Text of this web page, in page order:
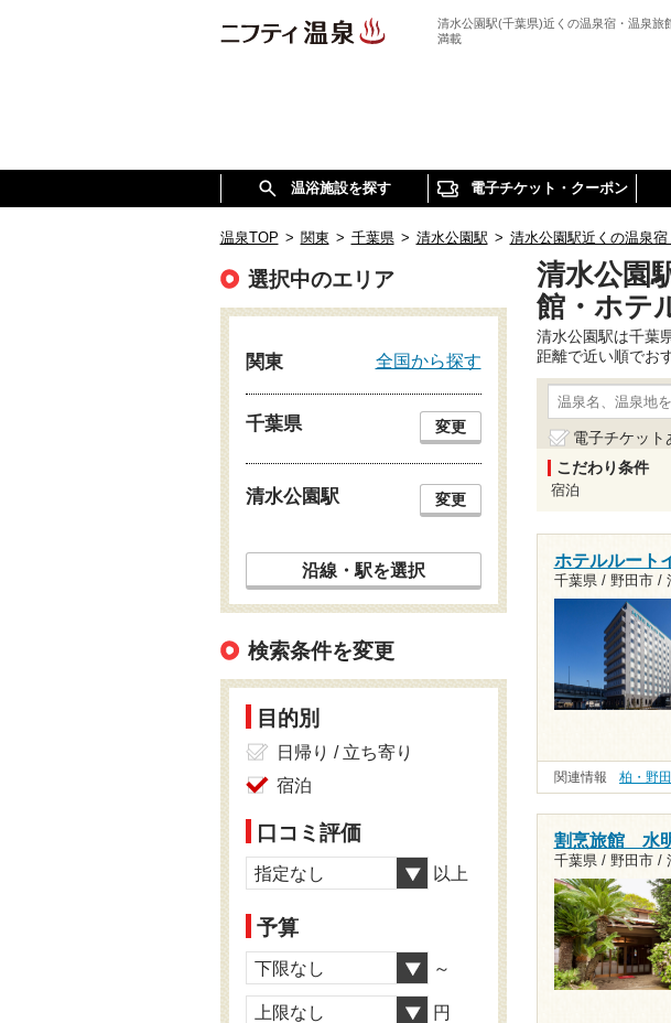
清水公園駅(千葉県)近くの温泉宿・温泉旅
満載
温浴施設を探す 電子チケット・クーポン
温泉TOP > 関東 > 千葉県 > 清水公園駅 > 清水公園駅近くの温泉
清水公園
館・ホテ
清水公園駅は千葉
距離で近い順でお
電子チケット
こだわり条件
宿泊
ホテルルート
千葉県 / 野田市 /
関連情報 柏・野
割烹旅館 水
千葉県 / 野田市 /
選択中のエリア
関東 全国から探す
千葉県 変更
清水公園駅 変更
沿線・駅を選択
検索条件を変更
目的別
日帰り / 立ち寄り
宿泊
口コミ評価
指定なし 以上
予算
下限なし ～
上限なし 円